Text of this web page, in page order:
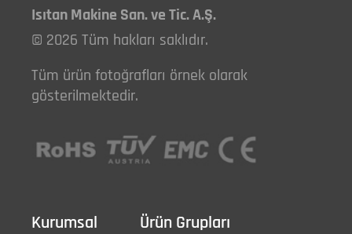
Isıtan Makine San. ve Tic. A.Ş.
© 2026 Tüm hakları saklıdır.
Tüm ürün fotoğrafları örnek olarak
gösterilmektedir.
Kurumsal Ürün Grupları